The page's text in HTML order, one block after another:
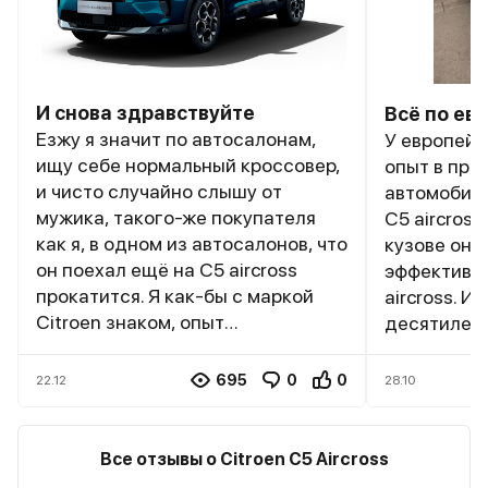
И снова здравствуйте
Езжу я значит по автосалонам,
ищу себе нормальный кроссовер,
и чисто случайно слышу от
мужика, такого-же покупателя
как я, в одном из автосалонов, что
он поехал ещё на С5 aircross
прокатится. Я как-бы с маркой
Citroen знаком, опыт
нас продаются - не слышал.
только продаются, но уже и
собираются. Нашёл где
22.12 695 0 0
Всё по
У
опыт в
С5 aircross
кузове
aircross. И
28.10
Все отзывы о Citroen C5 Aircross